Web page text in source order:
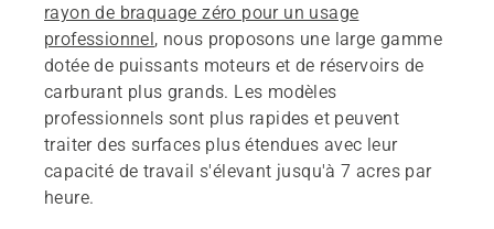
rayon de braquage zéro pour un usage
professionnel, nous proposons une large gamme
dotée de puissants moteurs et de réservoirs de
carburant plus grands. Les modèles
professionnels sont plus rapides et peuvent
traiter des surfaces plus étendues avec leur
capacité de travail s'élevant jusqu'à 7 acres par
heure.